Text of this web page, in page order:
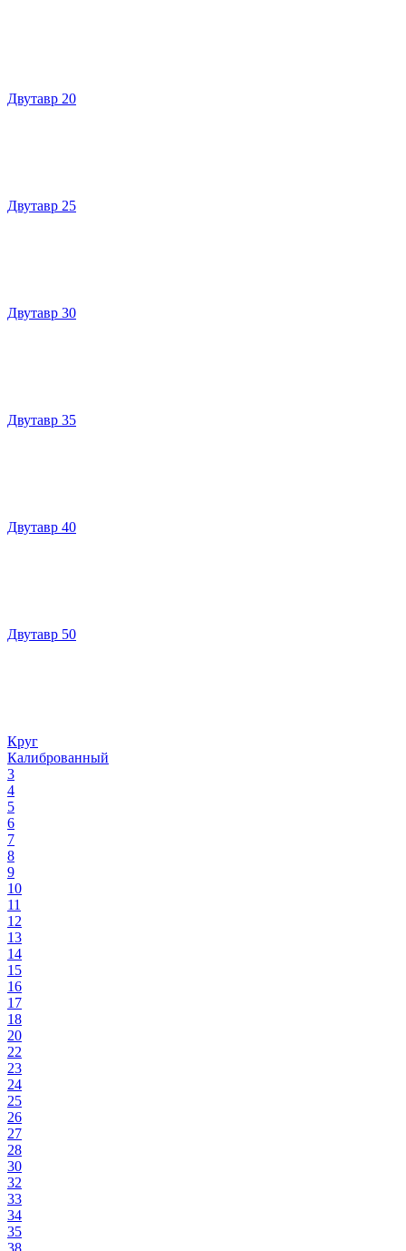
Двутавр 20
Двутавр 25
Двутавр 30
Двутавр 35
Двутавр 40
Двутавр 50
Круг
Калиброванный
3
4
5
6
7
8
9
10
11
12
13
14
15
16
17
18
20
22
23
24
25
26
27
28
30
32
33
34
35
38